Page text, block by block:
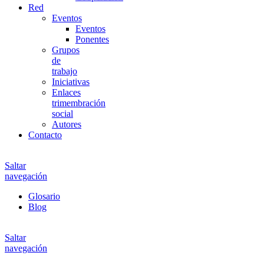
Red
Eventos
Eventos
Ponentes
Grupos
de
trabajo
Iniciativas
Enlaces
trimembración
social
Autores
Contacto
Saltar
navegación
Glosario
Blog
Saltar
navegación